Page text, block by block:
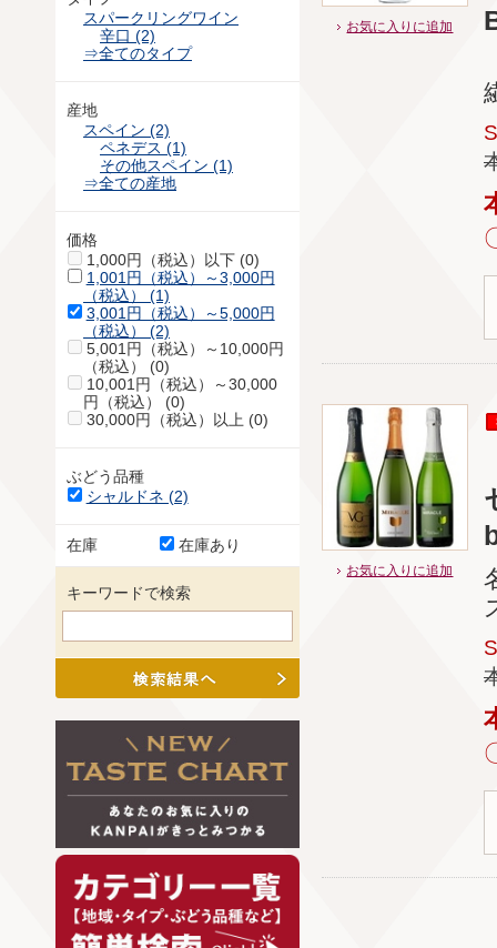
お気に入りに追加
お気に入りに追加
スパークリングワイン
辛口 (2)
⇒全てのタイプ
産地
スペイン (2)
ペネデス (1)
その他スペイン (1)
⇒全ての産地
価格
1,000円（税込）以下 (0)
1,001円（税込）～3,000円
（税込） (1)
3,001円（税込）～5,000円
（税込） (2)
5,001円（税込）～10,000円
（税込） (0)
10,001円（税込）～30,000
円（税込） (0)
30,000円（税込）以上 (0)
ぶどう品種
シャルドネ (2)
在庫 在庫あり
キーワードで検索